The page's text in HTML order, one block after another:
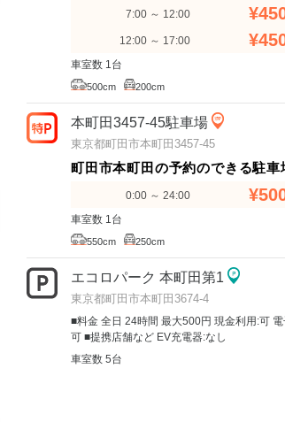
7:00 ～ 12:00
12:00 ～ 17:00
車室数 1台
500cm 200cm
本町田3457-45駐車場
東京都町田市本町田3457-45
町田市本町田の予約のできる駐車
0:00 ～ 24:00
車室数 1台
550cm 250cm
エコロパーク 本町田第1
東京都町田市本町田3674-4
■料金 全日 24時間 最大500円 現金利用:可
可 ■提携店舗など EV充電器:なし
車室数 5台